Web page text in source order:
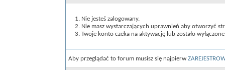
Nie jesteś zalogowany.
Nie masz wystarczających uprawnień aby otworzyć
Twoje konto czeka na aktywację lub zostało
Aby przeglądać to forum musisz się najpierw